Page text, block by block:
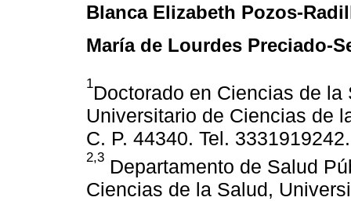
Blanca Elizabeth Pozos-
María de Lourdes Preciado-
1Doctorado en Ciencias de
Universitario de Ciencias de
C. P. 44340. Tel. 3331919242.
2,3 Departamento de Salud
Ciencias de la Salud,